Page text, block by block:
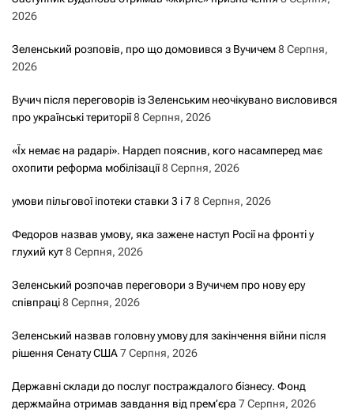
2026
Зеленський розповів, про що домовився з Вучичем8 Серпня,
2026
Вучич після переговорів із Зеленським неочікувано висловився
про українські території8 Серпня, 2026
«Їх немає на радарі». Нардеп пояснив, кого насамперед має
охопити реформа мобілізації8 Серпня, 2026
умови пільгової іпотеки ставки 3 і 78 Серпня, 2026
Федоров назвав умову, яка зажене наступ Росії на фронті у
глухий кут8 Серпня, 2026
Зеленський розпочав переговори з Вучичем про нову еру
співпраці8 Серпня, 2026
Зеленський назвав головну умову для закінчення війни після
рішення Сенату США7 Серпня, 2026
Державні склади до послуг постраждалого бізнесу. Фонд
держмайна отримав завдання від прем’єра 7 Серпня, 2026